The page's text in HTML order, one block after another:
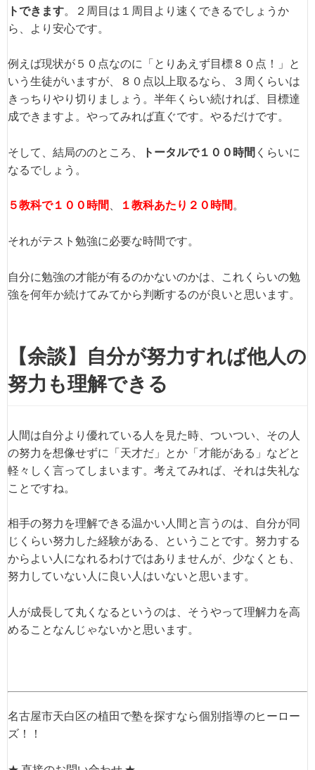
トできます 。２周目は１周目より速くできるでしょうか
ら、より安心です。
例えば現状が５０点なのに「とりあえず目標８０点！」と
いう生徒がいますが、８０点以上取るなら、３周くらいは
きっちりやり切りましょう。半年くらい続ければ、目標達
成できますよ。やってみれば直ぐです。やるだけです。
そして、結局ののところ、 トータルで１００時間 くらいに
なるでしょう。
５教科で１００時間 １教科あたり２０時間 。
それがテスト勉強に必要な時間です。
自分に勉強の才能が有るのかないのかは、これくらいの勉
強を何年か続けてみてから判断するのが良いと思います。
【余談】自分が努力すれば他人の
努力も理解できる
人間は自分より優れている人を見た時、ついつい、その人
の努力を想像せずに「天才だ」とか「才能がある」などと
軽々しく言ってしまいます。考えてみれば、それは失礼な
ことですね。
相手の努力を理解できる温かい人間と言うのは、自分が同
じくらい努力した経験がある、ということです。努力する
からよい人になれるわけではありませんが、少なくとも、
努力していない人に良い人はいないと思います。
人が成長して丸くなるというのは、そうやって理解力を高
めることなんじゃないかと思います。
名古屋市天白区の植田で塾を探すなら個別指導のヒーロー
ズ！！